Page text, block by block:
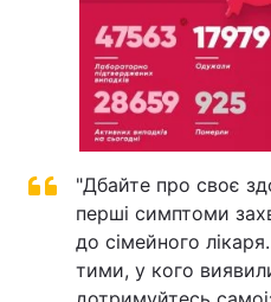
"Дбайте про своє
перші симптоми
до сімейного
тими, у кого